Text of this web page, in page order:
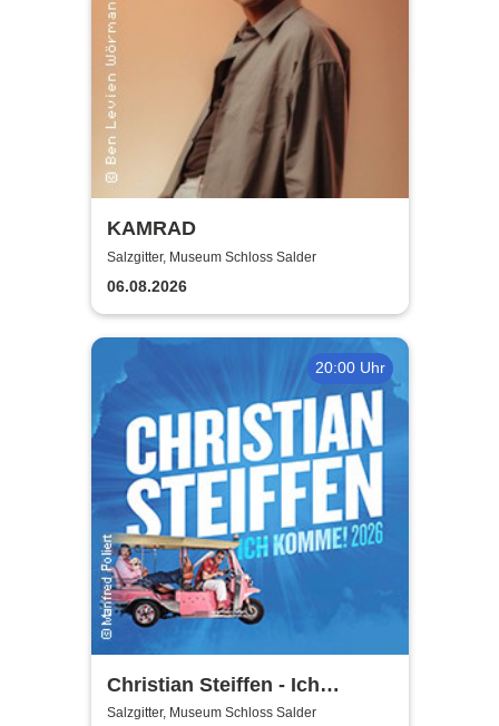
KAMRAD
Salzgitter, Museum Schloss Salder
06.08.2026
20:00 Uhr
Christian Steiffen - Ich
komme! 2026
Salzgitter, Museum Schloss Salder